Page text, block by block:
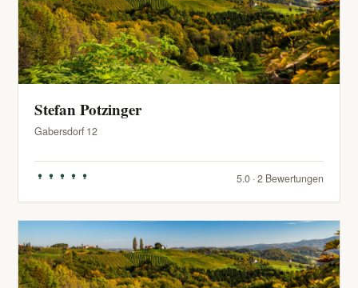
Stefan Potzinger
Gabersdorf 12
5.0 · 2 Bewertungen